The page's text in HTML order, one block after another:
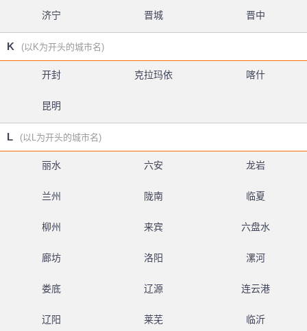
济宁 晋城 晋中
K (以K为开头的城市名)
开封 克拉玛依 喀什
昆明
L (以L为开头的城市名)
丽水 六安 龙岩
兰州 陇南 临夏
柳州 来宾 六盘水
廊坊 洛阳 漯河
娄底 辽源 连云港
辽阳 莱芜 临沂